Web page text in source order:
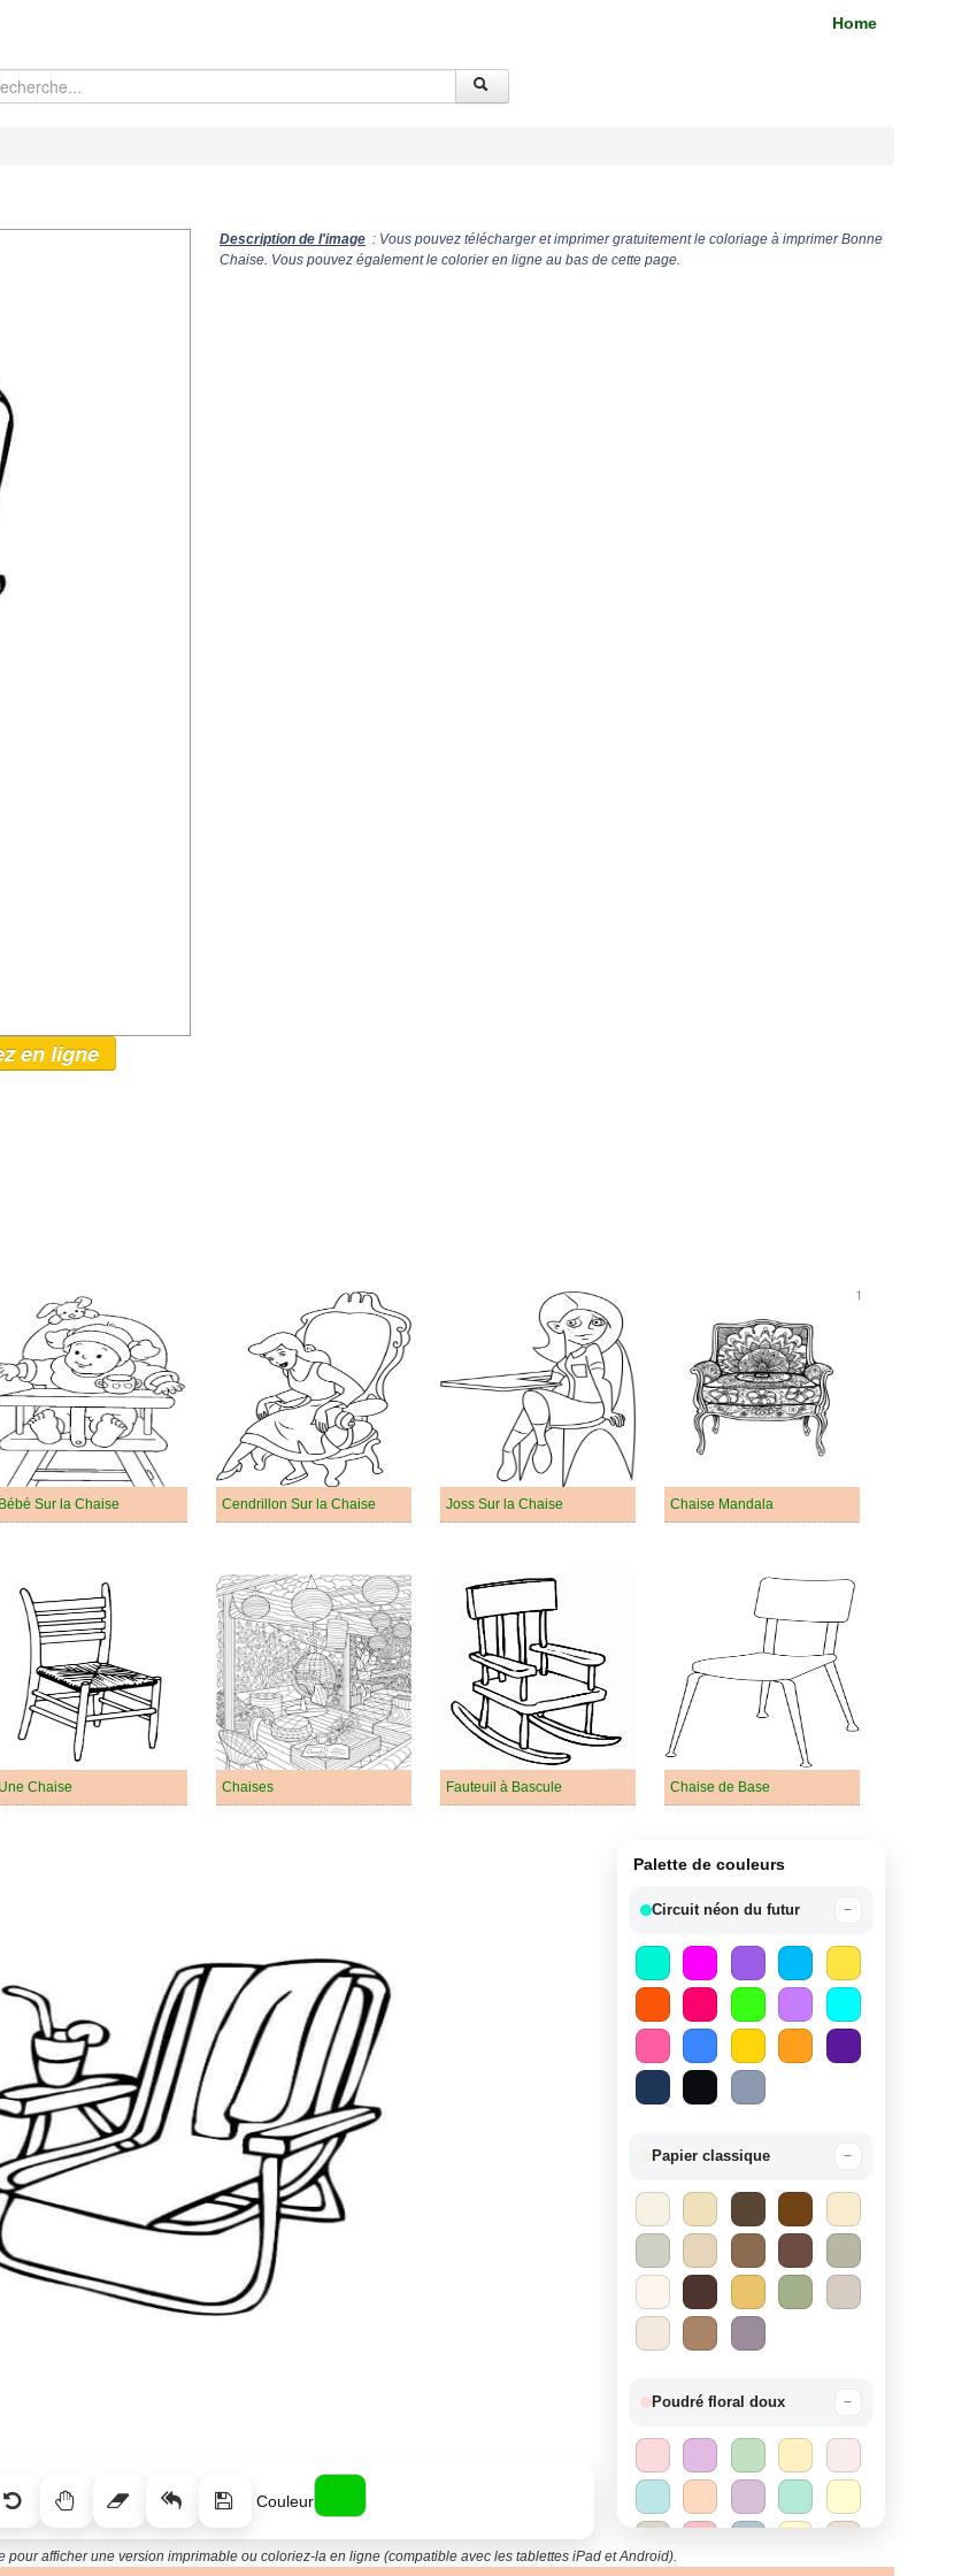
Home
Description de l'image : Vous pouvez télécharger et imprimer gratuitement le coloriage à imprimer Bonne
Chaise. Vous pouvez également le colorier en ligne au bas de cette page.
en ligne
Bébé Sur la Chaise Cendrillon Sur la Chaise Joss Sur la Chaise Chaise Mandala
Une Chaise Chaises Fauteuil à Bascule Chaise de Base
Couleur
Palette de couleurs
Circuit néon du futur −
Papier classique −
Poudré floral doux −
pour afficher une version imprimable ou coloriez-la en ligne (compatible avec les tablettes iPad et Android).